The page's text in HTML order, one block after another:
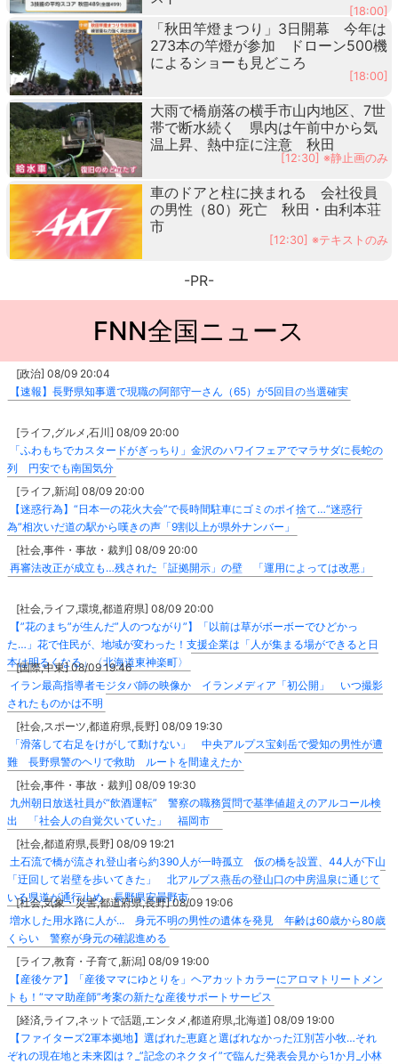
[18:00]
「秋田竿燈まつり」3日開幕 今年は
273本の竿燈が参加 ドローン500機
によるショーも見どころ
[18:00]
大雨で橋崩落の横手市山内地区、7世
帯で断水続く 県内は午前中から気
温上昇、熱中症に注意 秋田
[12:30] ※静止画のみ
車のドアと柱に挟まれる 会社役員
の男性（80）死亡 秋田・由利本荘
市
[12:30] ※テキストのみ
-PR-
FNN全国ニュース
[政治] 08/09 20:04
【速報】長野県知事選で現職の阿部守一さん（65）が5回目の当選確実
[ライフ,グルメ,石川] 08/09 20:00
「ふわもちでカスタードがぎっちり」金沢のハワイフェアでマラサダに長蛇の
列 円安でも南国気分
[ライフ,新潟] 08/09 20:00
【迷惑行為】“日本一の花火大会”で長時間駐車にゴミのポイ捨て…“迷惑行
為”相次いだ道の駅から嘆きの声「9割以上が県外ナンバー」
[社会,事件・事故・裁判] 08/09 20:00
再審法改正が成立も…残された「証拠開示」の壁 「運用によっては改悪」
[社会,ライフ,環境,都道府県] 08/09 20:00
【”花のまち”が生んだ”人のつながり”】「以前は草がボーボーでひどかっ
た…」花で住民が、地域が変わった！支援企業は「人が集まる場ができると日
本は明るくなる」〈北海道東神楽町〉
[国際,中東] 08/09 19:46
イラン最高指導者モジタバ師の映像か イランメディア「初公開」 いつ撮影
されたものかは不明
[社会,スポーツ,都道府県,長野] 08/09 19:30
「滑落して右足をけがして動けない」 中央アルプス宝剣岳で愛知の男性が遭
難 長野県警のヘリで救助 ルートを間違えたか
[社会,事件・事故・裁判] 08/09 19:30
九州朝日放送社員が“飲酒運転” 警察の職務質問で基準値超えのアルコール検
出 「社会人の自覚欠いていた」 福岡市
[社会,都道府県,長野] 08/09 19:21
土石流で橋が流され登山者ら約390人が一時孤立 仮の橋を設置、44人が下山
「迂回して岩壁を歩いてきた」 北アルプス燕岳の登山口の中房温泉に通じて
いる県道が通行止め 長野県安曇野市
[社会,気象・災害,都道府県,長野] 08/09 19:06
増水した用水路に人が... 身元不明の男性の遺体を発見 年齢は60歳から80歳
くらい 警察が身元の確認進める
[ライフ,教育・子育て,新潟] 08/09 19:00
【産後ケア】「産後ママにゆとりを」ヘアカットカラーにアロマトリートメン
トも！“ママ助産師”考案の新たな産後サポートサービス
[経済,ライフ,ネットで話題,エンタメ,都道府県,北海道] 08/09 19:00
【ファイターズ2軍本拠地】選ばれた恵庭と選ばれなかった江別苫小牧…それ
ぞれの現在地と未来図は？_”記念のネクタイ”で臨んだ発表会見から1か月_小林